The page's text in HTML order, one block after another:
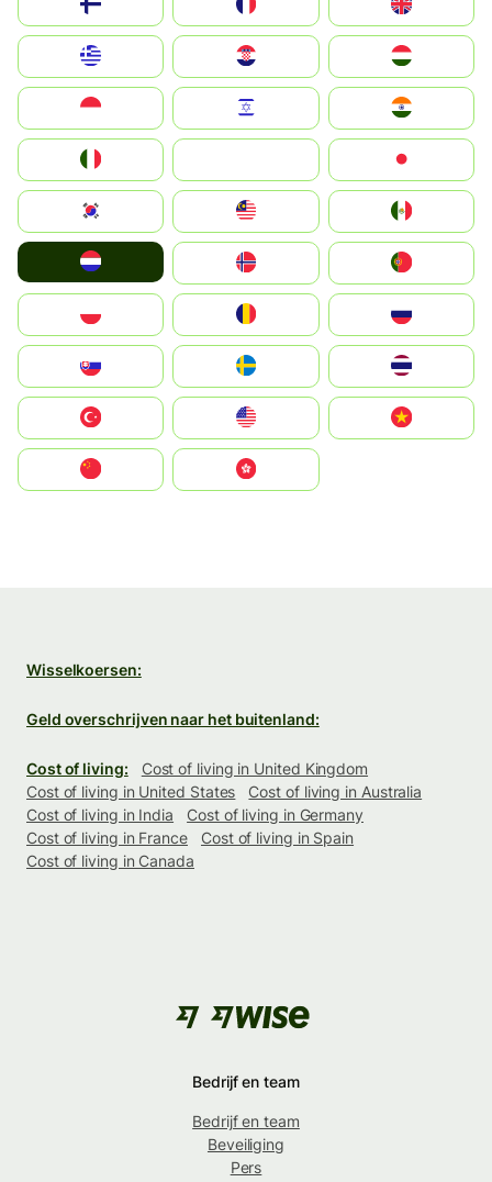
United Kingdom
Magyarország
South Korea
United States
中國香港特別行政區
Wisselkoersen:
Geld overschrijven naar het buitenland:
Cost of living:
Cost of living in United Kingdom
Cost of living in United States
Cost of living in Australia
Cost of living in India
Cost of living in Germany
Cost of living in France
Cost of living in Spain
Cost of living in Canada
Bedrijf en team
Bedrijf en team
Beveiliging
Pers